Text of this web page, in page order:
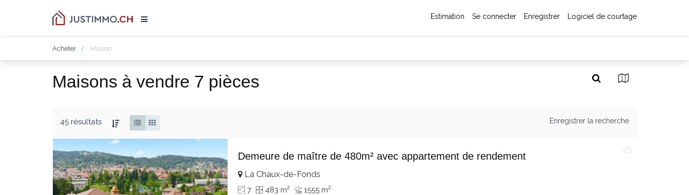
Estimation Se connecter Enregistrer Logiciel de courtage
Acheter Maison
Maisons à vendre 7 pièces
45 résultats Enregistrer la recherche
Demeure de maître de 480m² avec appartement de rendement
La Chaux-de-Fonds
7 483 m2 1555 m2